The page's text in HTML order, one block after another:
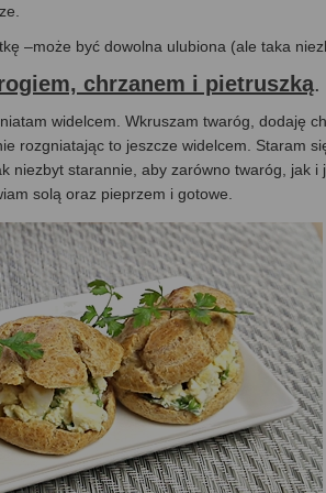
–może być dowolna ulubiona (ale taka
chrzanem i pietruszką.
widelcem. Wkruszam twaróg, dodaję
rozgniatając to jeszcze widelcem. Staram
starannie, aby zarówno twaróg, jak i
solą oraz pieprzem i gotowe.